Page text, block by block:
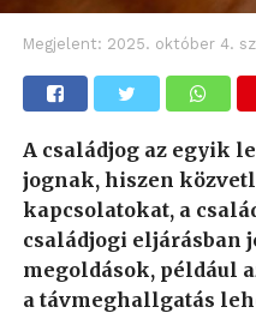
Megjelent: 2025. október 4.
A családjog az egyik
jognak, hiszen
kapcsolatokat, a
családjogi eljárásban
megoldások, például
a távmeghallgatás